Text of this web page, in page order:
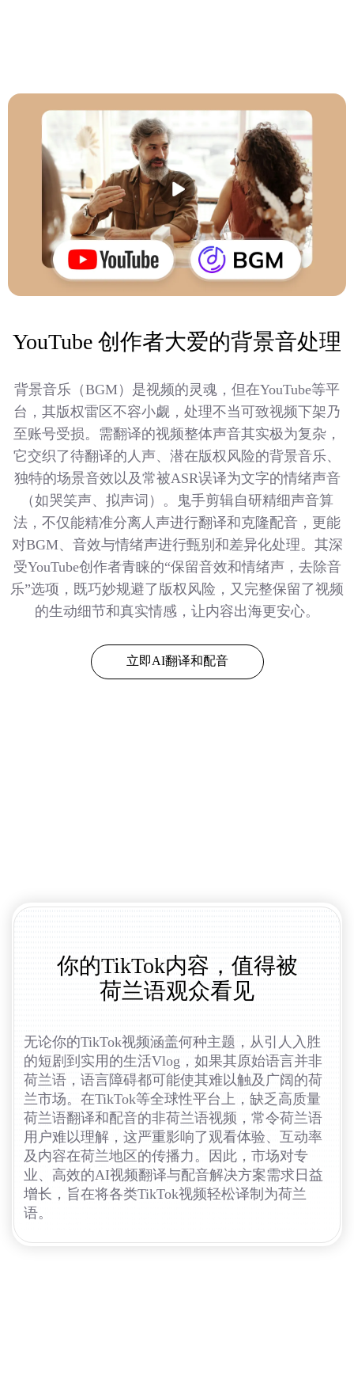
YouTube 创作者大爱的背景音处理
背景音乐（BGM）是视频的灵魂，但在YouTube等平
台，其版权雷区不容小觑，处理不当可致视频下架乃
至账号受损。需翻译的视频整体声音其实极为复杂，
它交织了待翻译的人声、潜在版权风险的背景音乐、
独特的场景音效以及常被ASR误译为文字的情绪声音
（如哭笑声、拟声词）。鬼手剪辑自研精细声音算
法，不仅能精准分离人声进行翻译和克隆配音，更能
对BGM、音效与情绪声进行甄别和差异化处理。其深
受YouTube创作者青睐的“保留音效和情绪声，去除音
乐”选项，既巧妙规避了版权风险，又完整保留了视频
的生动细节和真实情感，让内容出海更安心。
立即AI翻译和配音
你的TikTok内容，值得被
荷兰语观众看见
无论你的TikTok视频涵盖何种主题，从引人入胜
的短剧到实用的生活Vlog，如果其原始语言并非
荷兰语，语言障碍都可能使其难以触及广阔的荷
兰市场。在TikTok等全球性平台上，缺乏高质量
荷兰语翻译和配音的非荷兰语视频，常令荷兰语
用户难以理解，这严重影响了观看体验、互动率
及内容在荷兰地区的传播力。因此，市场对专
业、高效的AI视频翻译与配音解决方案需求日益
增长，旨在将各类TikTok视频轻松译制为荷兰
语。